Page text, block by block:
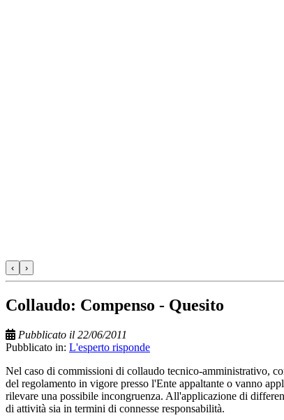
‹ ›
Collaudo: Compenso - Quesito
Pubblicato il 22/06/2011
Pubblicato in: L'esperto risponde
Nel caso di commissioni di collaudo tecnico-amministrativo,
del regolamento in vigore presso l'Ente appaltante o vanno
rilevare una possibile incongruenza. All'applicazione di
di attività sia in termini di connesse responsabilità.